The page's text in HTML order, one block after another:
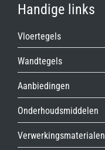
Handige links
Vloertegels
Wandtegels
Aanbiedingen
Onderhoudsmiddelen
Verwerkingsmaterialen